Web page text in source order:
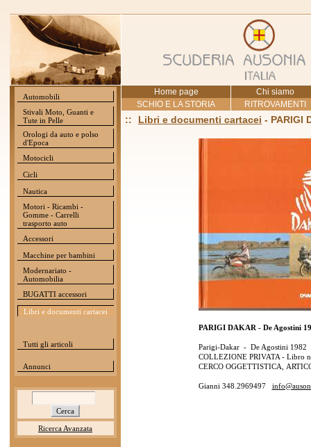
Automobili
Stivali Moto, Guanti e
Tute in Pelle
Orologi da auto e polso
d'Epoca
Motocicli
Cicli
Nautica
Motori - Ricambi -
Gomme - Carrelli
trasporto auto
Accessori
Macchine per bambini
Modernariato -
Automobilia
BUGATTI accessori
Libri e documenti cartacei
Tutti gli articoli
Annunci
Ricerca Avanzata
Home page
Chi siamo
SCHIO E LA STORIA
RITROVAMENTI
:: Libri e documenti cartacei - PARIGI
PARIGI DAKAR - De Agostini
Parigi-Dakar - De Agostini 1982
COLLEZIONE PRIVATA - Libro
CERCO OGGETTISTICA,
Gianni 348.2969497